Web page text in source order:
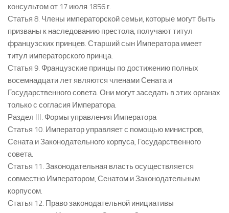
консультом от 17 июля 1856 г.
Статья 8. Члены императорской семьи, которые могут быть
призваны к наследованию престола, получают титул
французских принцев. Старший сын Императора имеет
титул императорского принца.
Статья 9. Французские принцы по достижению полных
восемнадцати лет являются членами Сената и
Государственного совета. Они могут заседать в этих органах
только с согласия Императора.
Раздел III. Формы управления Императора
Статья 10. Император управляет с помощью министров,
Сената и Законодательного корпуса, Государственного
совета.
Статья 11. Законодательная власть осуществляется
совместно Императором, Сенатом и Законодательным
корпусом.
Статья 12. Право законодательной инициативы